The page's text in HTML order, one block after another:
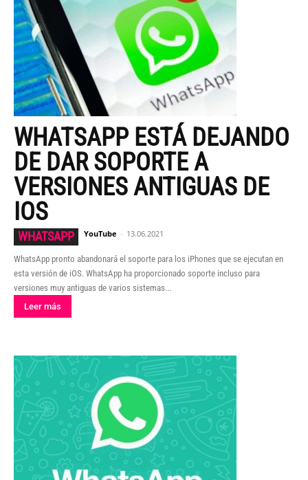
WHATSAPP ESTÁ DEJANDO
DE DAR SOPORTE A
VERSIONES ANTIGUAS DE
IOS
WHATSAPP YouTube - 13.06.2021
WhatsApp pronto abandonará el soporte para los iPhones que se ejecutan en
esta versión de iOS. WhatsApp ha proporcionado soporte incluso para
versiones muy antiguas de varios sistemas...
Leer más